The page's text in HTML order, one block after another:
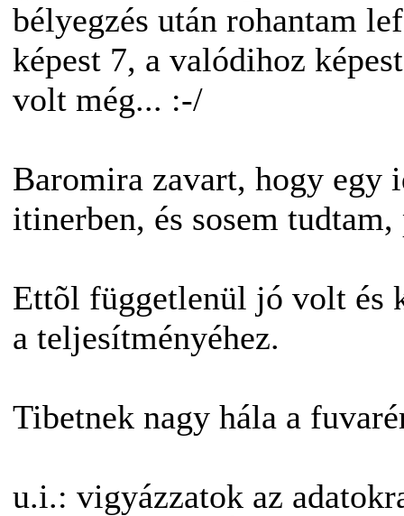
bélyegzés után rohantam
képest 7, a valódihoz
volt még... :-/
Baromira zavart, hogy egy
itinerben, és sosem
Ettõl függetlenül jó volt és
a teljesítményéhez.
Tibetnek nagy hála a
u.i.: vigyázzatok az